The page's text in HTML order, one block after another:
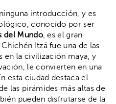
introducción, y es
conocido por ser
del Mundo, es el gran
Itzá fue una de las
en la civilización maya, y
le convierten en una
esta ciudad destaca el
las pirámides más altas de
pueden disfrutarse de la